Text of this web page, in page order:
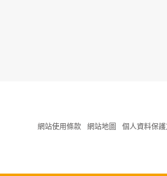
網站使用條款 網站地圖 個人資料保